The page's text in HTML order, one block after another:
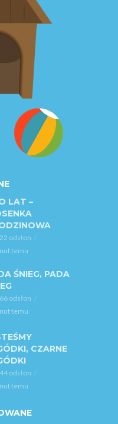
LAT –
odsłon
temu
ŚNIEG, PADA
odsłon
temu
CZARNE
odsłon
temu